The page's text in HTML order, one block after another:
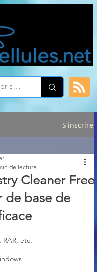
S'inscrire
RAR, etc.
Cleaner Free
de base de
de lecture